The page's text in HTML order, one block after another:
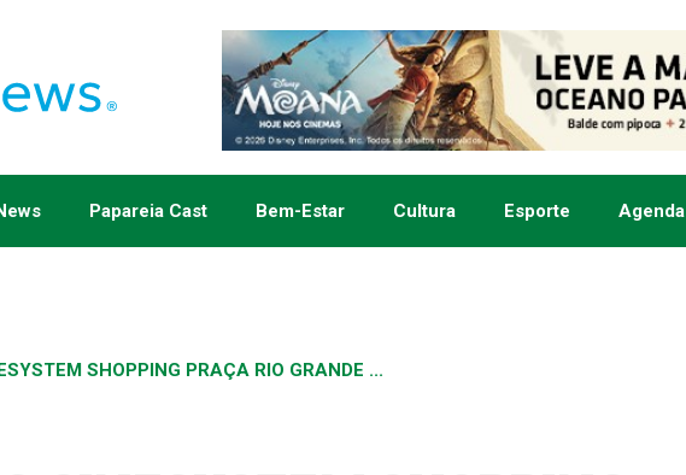
Papareia Cast Bem-Estar Cultura Esporte Agenda
SHOPPING PRAÇA RIO GRANDE ...